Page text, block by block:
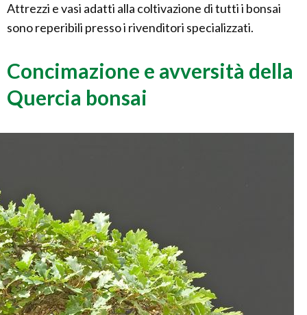
Attrezzi e vasi adatti alla coltivazione di tutti i bonsai
sono reperibili presso i rivenditori specializzati.
Concimazione e avversità della
Quercia bonsai